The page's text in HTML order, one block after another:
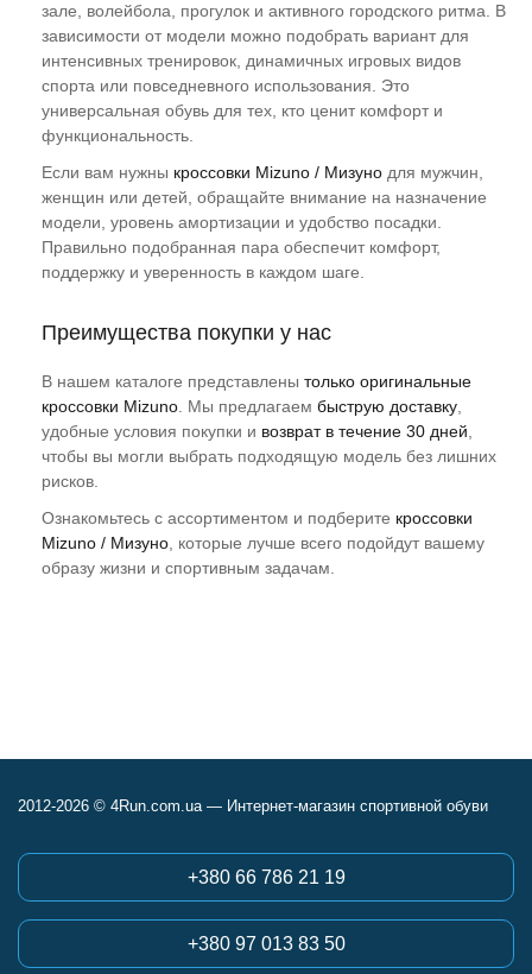
зале, волейбола, прогулок и активного городского ритма. В
зависимости от модели можно подобрать вариант для
интенсивных тренировок, динамичных игровых видов
спорта или повседневного использования. Это
универсальная обувь для тех, кто ценит комфорт и
функциональность.
Если вам нужны кроссовки Mizuno / Мизуно для мужчин,
женщин или детей, обращайте внимание на назначение
модели, уровень амортизации и удобство посадки.
Правильно подобранная пара обеспечит комфорт,
поддержку и уверенность в каждом шаге.
Преимущества покупки у нас
В нашем каталоге представлены только оригинальные
кроссовки Mizuno . Мы предлагаем быструю доставку
удобные условия покупки и возврат в течение 30 дней
чтобы вы могли выбрать подходящую модель без лишних
рисков.
Ознакомьтесь с ассортиментом и подберите кроссовки
Mizuno / Мизуно , которые лучше всего подойдут вашему
образу жизни и спортивным задачам.
2012-2026 © 4Run.com.ua — Интернет-магазин спортивной обуви
+380 66 786 21 19
+380 97 013 83 50